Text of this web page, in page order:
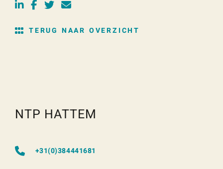
TERUG NAAR OVERZICHT
NTP HATTEM
+31(0)384441681